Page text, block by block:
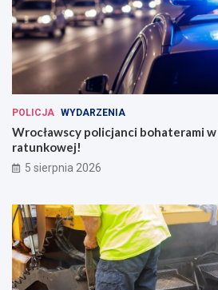
POLICJA WYDARZENIA
Wrocławscy policjanci bohaterami
ratunkowej!
5 sierpnia 2026